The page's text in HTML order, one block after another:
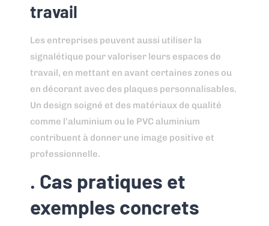
travail
Les entreprises peuvent aussi utiliser la
signalétique pour valoriser leurs espaces de
travail, en mettant en avant certaines zones ou
en décorant avec des plaques personnalisables.
Un design soigné et des matériaux de qualité
comme l’aluminium ou le PVC aluminium
contribuent à donner une image positive et
professionnelle.
. Cas pratiques et
exemples concrets